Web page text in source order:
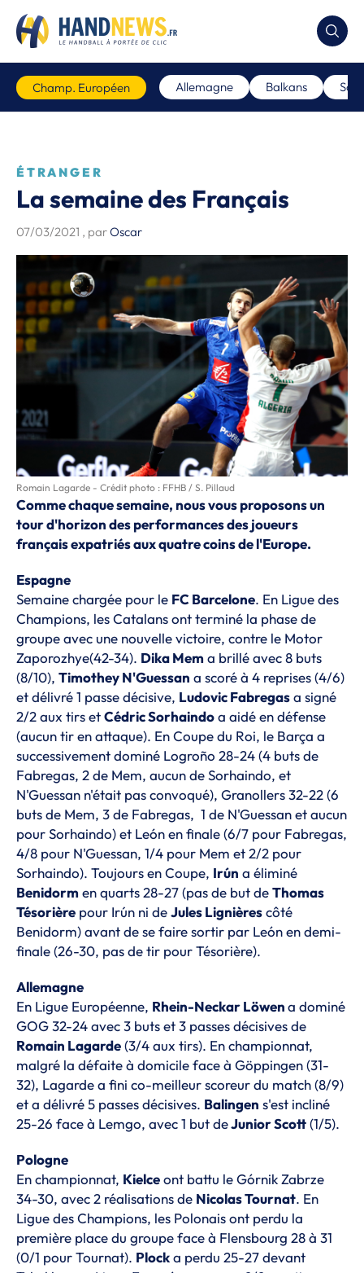
Champ. Européen Allemagne Balkans
ÉTRANGER
La semaine des Français
07/03/2021 , parOscar
Romain Lagarde - Crédit photo : FFHB / S. Pillaud
Comme chaque semaine, nous vous proposons un
tour d'horizon des performances des joueurs
français expatriés aux quatre coins de l'Europe.
Espagne
Semaine chargée pour le FC Barcelone. En Ligue des
Champions, les Catalans ont terminé la phase de
groupeavec une nouvelle victoire, contre le Motor
Zaporozhye(42-34). Dika Mema brillé avec 8 buts
(8/10), Timothey N'Guessan a scoré à 4 reprises (4/6)
et délivré 1 passe décisive, Ludovic Fabregasa signé
2/2 aux tirs etCédric Sorhaindoa aidé en défense
(aucun tir en attaque). En Coupe du Roi, le Barça a
successivement dominé Logroño 28-24 (4 buts de
Fabregas, 2 de Mem, aucun de Sorhaindo, et
N'Guessan n'était pas convoqué), Granollers 32-22 (6
buts de Mem, 3 de Fabregas, 1 de N'Guessan et aucun
pour Sorhaindo) et León en finale (6/7 pour Fabregas,
4/8 pour N'Guessan, 1/4 pour Mem et 2/2 pour
Sorhaindo). Toujours en Coupe, Irún a éliminé
Benidormen quarts 28-27 (pas de but deThomas
Tésorière pour Irún ni deJules Lignièrescôté
Benidorm) avant de se faire sortir par León en demi-
finale (26-30, pas de tir pour Tésorière).
Allemagne
En Ligue Européenne, Rhein-Neckar Löwena dominé
GOG 32-24 avec 3 buts et 3 passes décisives de
Romain Lagarde(3/4 aux tirs). En championnat,
malgré la défaite à domicile face à Göppingen (31-
32), Lagarde a fini co-meilleur scoreur du match (8/9)
et a délivré 5 passes décisives. Balingen s'est incliné
25-26 face à Lemgo, avec 1 but deJunior Scott(1/5).
Pologne
En championnat, Kielceont battu le Górnik Zabrze
34-30, avec 2 réalisations de Nicolas Tournat. En
Ligue des Champions, les Polonais ont perdu la
première place du groupe face à Flensbourg 28 à 31
(0/1 pour Tournat). Plocka perdu 25-27 devant